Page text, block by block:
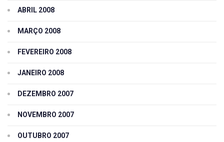
ABRIL 2008
MARÇO 2008
FEVEREIRO 2008
JANEIRO 2008
DEZEMBRO 2007
NOVEMBRO 2007
OUTUBRO 2007